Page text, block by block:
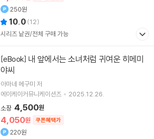
250원
10.0 (12)
시리즈 낱권/전체 구매 가능
[eBook]
야씨
아마네 메구미 저
에이케이커뮤니케이션즈
2025.12.26.
4,050원 쿠폰혜택가
소장 4,500원
220원